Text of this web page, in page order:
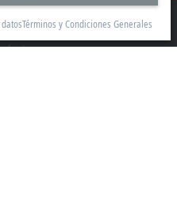
planta
Términos y Condiciones Generales